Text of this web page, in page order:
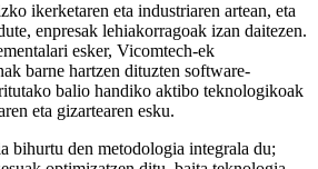
ikerketaren eta industriaren artean, eta
enpresak lehiakorragoak izan daitezen.
esker, Vicomtech-ek
barne hartzen dituzten software-
balio handiko aktibo teknologikoak
eta gizartearen esku.
bihurtu den metodologia integrala du;